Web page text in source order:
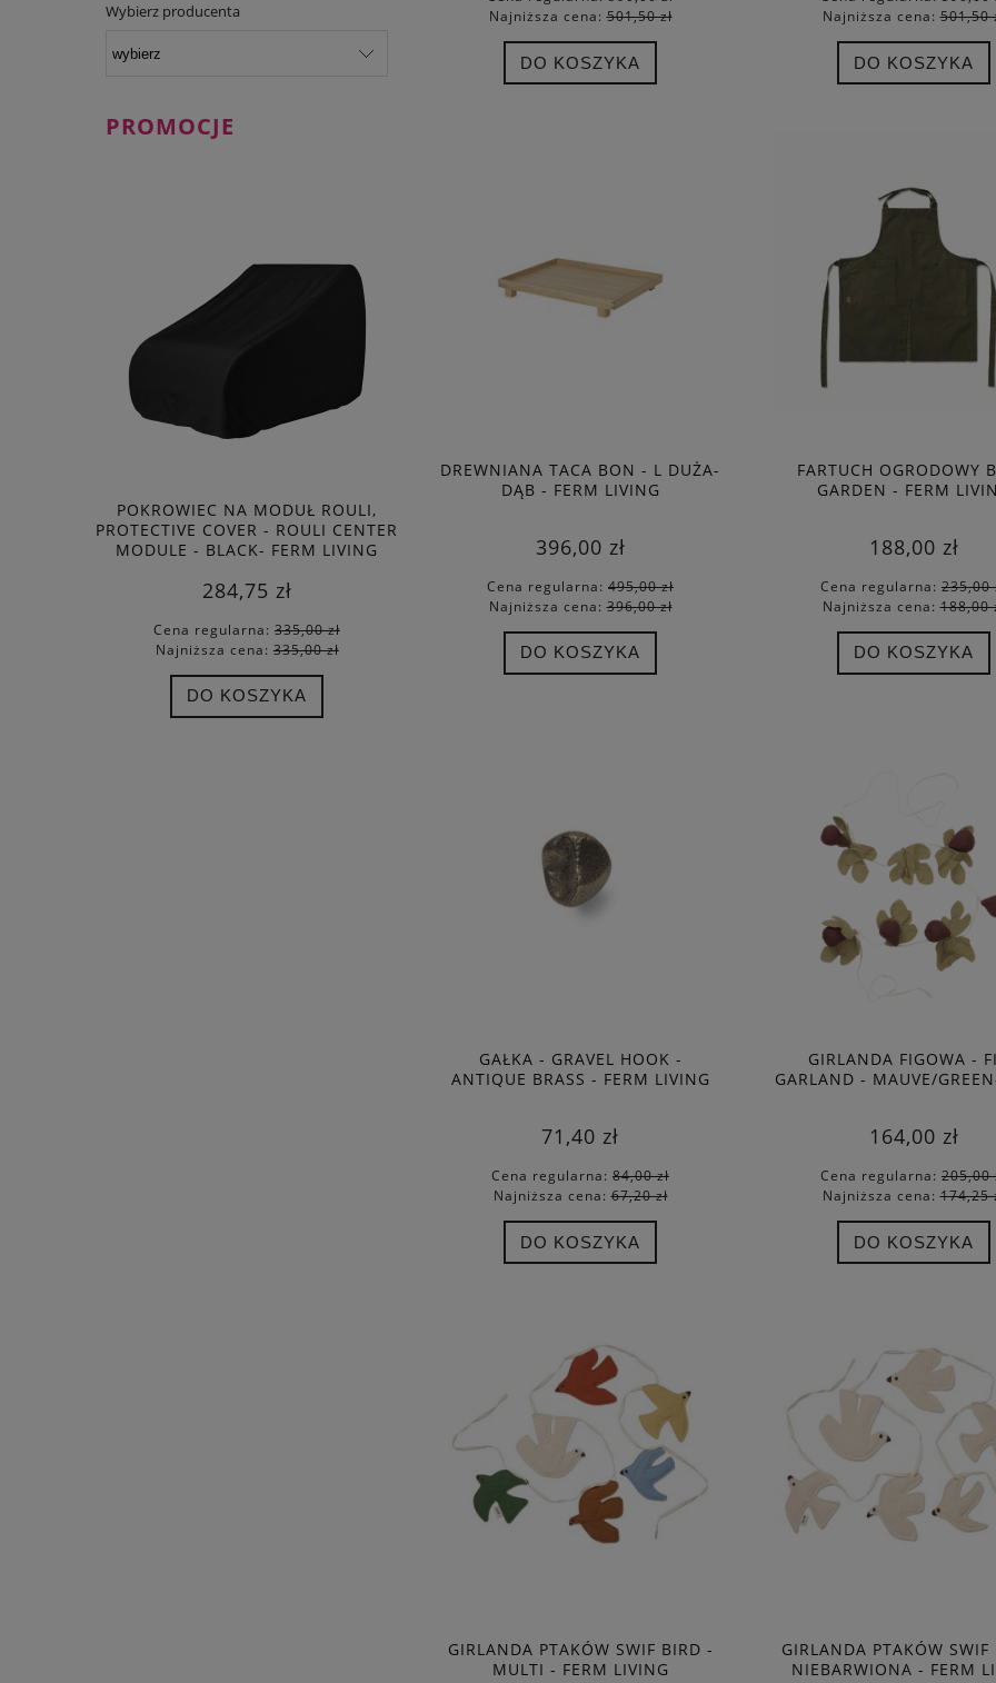
Wybierz producenta
PROMOCJE
POKROWIEC NA MODUŁ ROULI,
PROTECTIVE COVER - ROULI CENTER
MODULE - BLACK- FERM LIVING
284,75 zł
Cena regularna: 335,00 zł
Najniższa cena: 335,00 zł
DO KOSZYKA
- FERM LIVING
1 015,75 zł
Cena regularna:1 195,00 zł
Najniższa cena:956,00 zł
520,00 zł
Cena regularna:650,00 zł
Najniższa cena:520,00 zł
Najniższa cena:501,50 zł
DO KOSZYKA
Najniższa cena:501,50
DO KOSZYKA
DREWNIANA TACA BON - L DUŻA-
DĄB - FERM LIVING
396,00 zł
Cena regularna: 495,00 zł
Najniższa cena:396,00 zł
DO KOSZYKA
FARTUCH OGRODOWY
GARDEN - FERM
188,00 zł
Cena regularna: 235,00
Najniższa cena:188,00
DO KOSZYKA
GAŁKA - GRAVEL HOOK -
ANTIQUE BRASS - FERM LIVING
71,40 zł
Cena regularna: 84,00 zł
Najniższa cena:67,20 zł
DO KOSZYKA
GIRLANDA FIGOWA -
GARLAND - MAUVE/
164,00 zł
Cena regularna: 205,00
Najniższa cena:174,25
DO KOSZYKA
GIRLANDA PTAKÓW SWIF BIRD -
MULTI - FERM LIVING
GIRLANDA PTAKÓW SWIF
NIEBARWIONA - FERM